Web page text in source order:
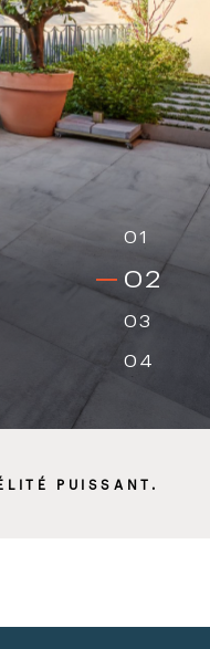
01
02
03
04
PUISSANT.